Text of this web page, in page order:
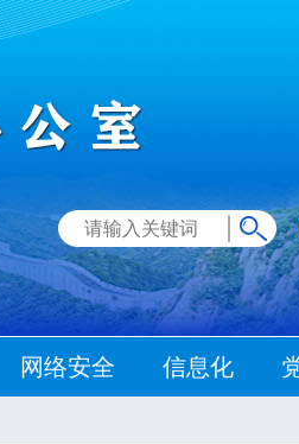
网络安全 信息化